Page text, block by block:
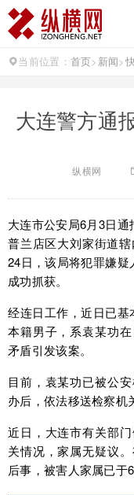
当前位置： 首页> 新闻>
大连警方通
纵横网
大连市公安局6月3日
普兰店区大刘家街道
24日，该局将犯罪嫌
成功抓获。
经连日工作，近日已
本籍男子，系袁某功
矛盾引发该案。
目前，袁某功已被公
办后，依法移送检察机
近日，大连市有关部
关情况，家属无疑议
后事，被害人家属已于